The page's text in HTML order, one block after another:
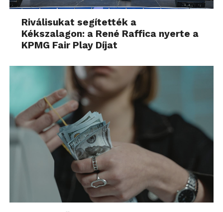
Riválisukat segítették a
Kékszalagon: a René Raffica nyerte a
KPMG Fair Play Díjat